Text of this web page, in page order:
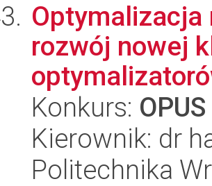
rozwój nowej
Konkurs:
Kierownik: dr
Politechnika